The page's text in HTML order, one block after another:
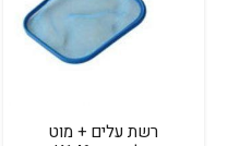
רשת עלים + מוט